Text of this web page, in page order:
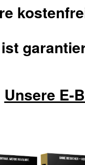
Unsere E-